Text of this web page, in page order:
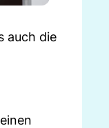
auch die